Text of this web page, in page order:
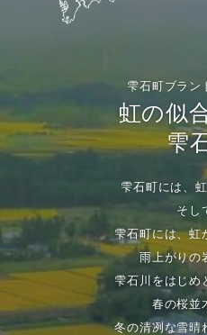
雫石町ブラン
虹の似
雫
雫石町には、
そし
雫石町には、虹
雨上がりの
雫石川をはじめ
春の桜並
冬の清冽な雪晴